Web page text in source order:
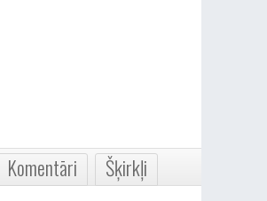
Komentāri Šķirkļi